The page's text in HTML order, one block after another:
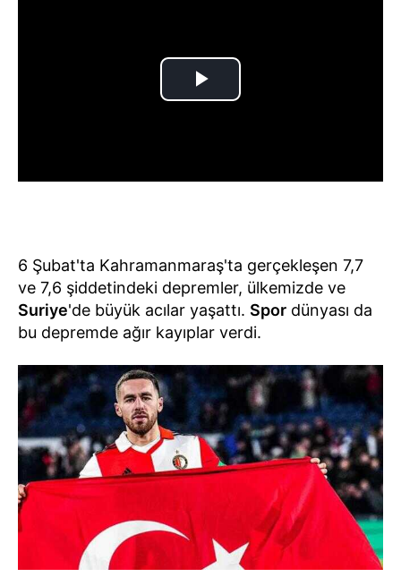
6 Şubat'ta Kahramanmaraş'ta gerçekleşen 7,7
ve 7,6 şiddetindeki depremler, ülkemizde ve
Suriye'de büyük acılar yaşattı. Spor dünyası da
bu depremde ağır kayıplar verdi.